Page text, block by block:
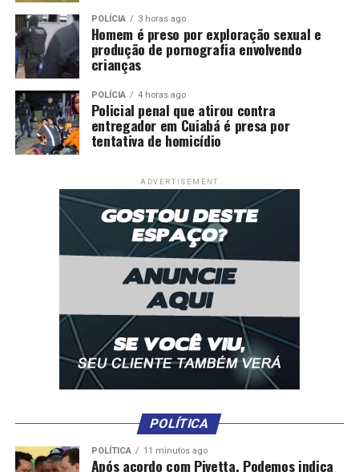
POLÍCIA 3 horas ago
Homem é preso por exploração sexual e
produção de pornografia envolvendo
crianças
POLÍCIA 4 horas ago
Policial penal que atirou contra
entregador em Cuiabá é presa por
tentativa de homicídio
ADVERTISEMENT
POLÍTICA
POLÍTICA 11 minutos ago
Após acordo com Pivetta, Podemos indica